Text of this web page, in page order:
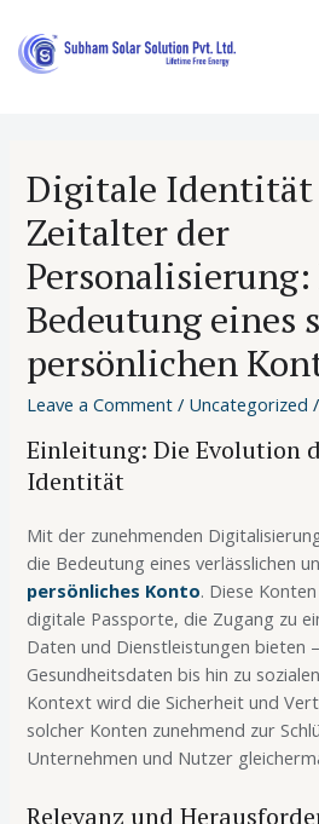
Digitale
Zeitalter der
Personalisierung:
Bedeutung eines
persönlichen
Leave a Comment / Uncategorized
Einleitung: Die Evolution
Identität
Mit der zunehmenden
die Bedeutung eines verlässlichen
persönliches Konto. Diese
digitale Passporte, die Zugang zu
Daten und Dienstleistungen bieten
Gesundheitsdaten bis hin zu
Kontext wird die Sicherheit und
solcher Konten zunehmend zur
Unternehmen und Nutzer
Relevanz und